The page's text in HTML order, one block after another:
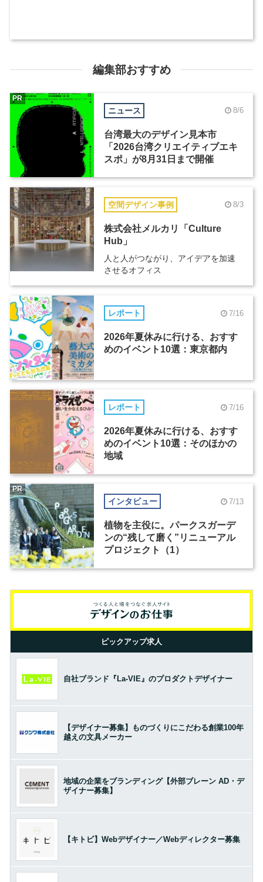
編集部おすすめ
ニュース 8/6
台湾最大のデザイン見本市
「2026台湾クリエイティブエキ
スポ」が8月31日まで開催
PR
空間デザイン事例 8/3
株式会社メルカリ「Culture
Hub」
人と人がつながり、アイデアを加速
させるオフィス
レポート 7/16
2026年夏休みに行ける、おすす
めのイベント10選：東京都内
レポート 7/16
2026年夏休みに行ける、おすす
めのイベント10選：そのほかの
地域
インタビュー 7/13
植物を主役に。パークスガーデ
ンの“残して磨く”リニューアル
プロジェクト（1）
PR
ピックアップ求人
自社ブランド『La-VIE』のプロダクトデザイナー
【デザイナー募集】ものづくりにこだわる創業100年
越えの文具メーカー
地域の企業をブランディング【外部ブレーン AD・デ
ザイナー募集】
【キトビ】Webデザイナー／Webディレクター募集